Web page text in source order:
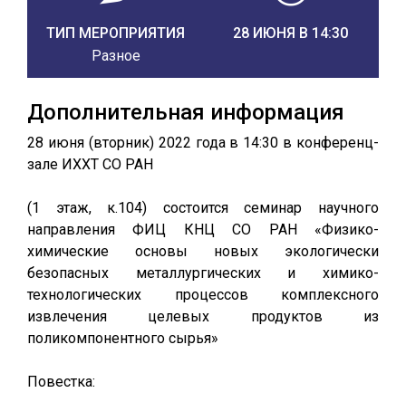
ТИП МЕРОПРИЯТИЯ
Разное
28 ИЮНЯ В 14:30
Дополнительная информация
28 июня (вторник) 2022 года в 14:30 в конференц-
зале ИХХТ СО РАН
(1 этаж, к.104) состоится семинар научного
направления ФИЦ КНЦ СО РАН «Физико-
химические основы новых экологически
безопасных металлургических и химико-
технологических процессов комплексного
извлечения целевых продуктов из
поликомпонентного сырья»
Повестка: